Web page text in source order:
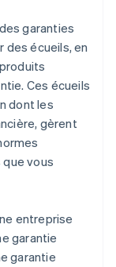
garanties
des écueils, en
Ces écueils
dont les
gèrent
vous
entreprise
garantie
garantie